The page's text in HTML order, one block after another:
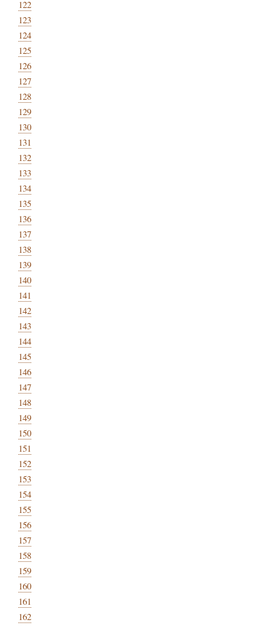
122
123
124
125
126
127
128
129
130
131
132
133
134
135
136
137
138
139
140
141
142
143
144
145
146
147
148
149
150
151
152
153
154
155
156
157
158
159
160
161
162